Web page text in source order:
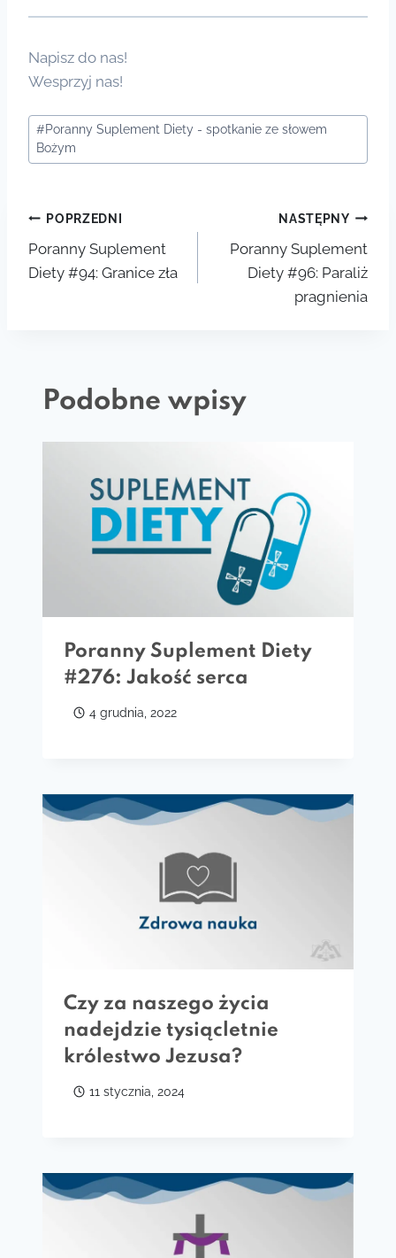
Napisz do nas!
Wesprzyj nas!
Tagi
wpisu:
#Poranny Suplement Diety - spotkanie ze słowem
Bożym
Nawigacja
wpisu
POPRZEDNI
Poranny Suplement
Diety #94: Granice zła
NASTĘPNY
Poranny Suplement
Diety #96: Paraliż
pragnienia
Podobne wpisy
Poranny Suplement Diety
#276: Jakość serca
4 grudnia, 2022
Czy za naszego życia
nadejdzie tysiącletnie
królestwo Jezusa?
11 stycznia, 2024